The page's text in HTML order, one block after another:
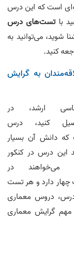
است که این درس
باتست‌های درس
شوید، می‌توانید به
کنید.
به گرایش
ارشد، در
کنید، درس
که دانش آن بسیار
این درس در کنکور
می‌خواهند در
دارد و هر تست
درس، دروس معماری
مهم گرایش معماری